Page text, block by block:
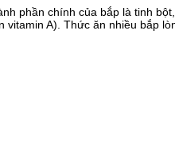
phần chính của bắp là tinh
A). Thức ăn nhiều bắp